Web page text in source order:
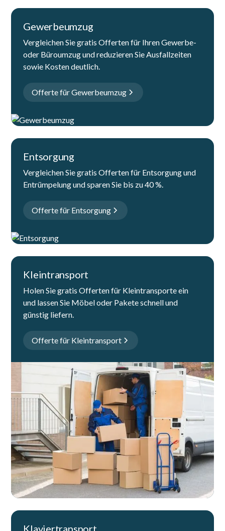
Gewerbeumzug
Vergleichen Sie gratis Offerten für Ihren Gewerbe-
oder Büroumzug und reduzieren Sie Ausfallzeiten
sowie Kosten deutlich.
Offerte für Gewerbeumzug
Entsorgung
Vergleichen Sie gratis Offerten für Entsorgung und
Entrümpelung und sparen Sie bis zu 40 %.
Offerte für Entsorgung
Kleintransport
Holen Sie gratis Offerten für Kleintransporte ein
und lassen Sie Möbel oder Pakete schnell und
günstig liefern.
Offerte für Kleintransport
Klaviertransport